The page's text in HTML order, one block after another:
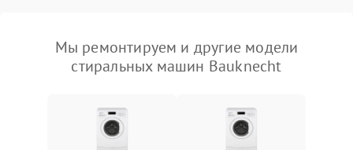
Мы ремонтируем и другие модели
стиральных машин Bauknecht